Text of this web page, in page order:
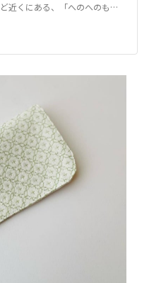
京都市下京区、呉服の道室町通りのほど近くにある、「へのへのもへの」のマークでお馴染みの糸屋「糸六」。京都に永く息づいている、良い糸を笑顔で商うお店です。